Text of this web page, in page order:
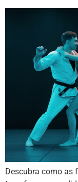
Descubra como as